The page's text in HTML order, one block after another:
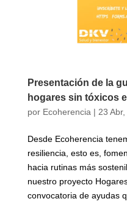
Presentación de la
hogares sin tóxicos
por Ecoherencia| 23
Desde Ecoherencia
resiliencia, esto es,
hacia rutinas más
nuestro proyecto
convocatoria de ayudas